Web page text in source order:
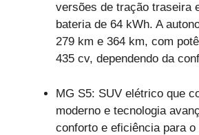
versões de tração traseira
bateria de 64 kWh. A
279 km e 364 km, com
435 cv, dependendo da
MG S5: SUV elétrico que
moderno e tecnologia
conforto e eficiência para o